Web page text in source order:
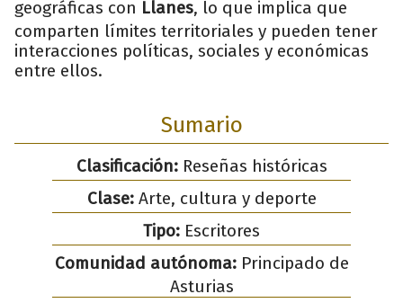
geográficas con Llanes, lo que implica que
comparten límites territoriales y pueden tener
interacciones políticas, sociales y económicas
entre ellos.
Sumario
Clasificación:Reseñas históricas
Clase:Arte, cultura y deporte
Tipo: Escritores
Comunidad autónoma:Principado de
Asturias